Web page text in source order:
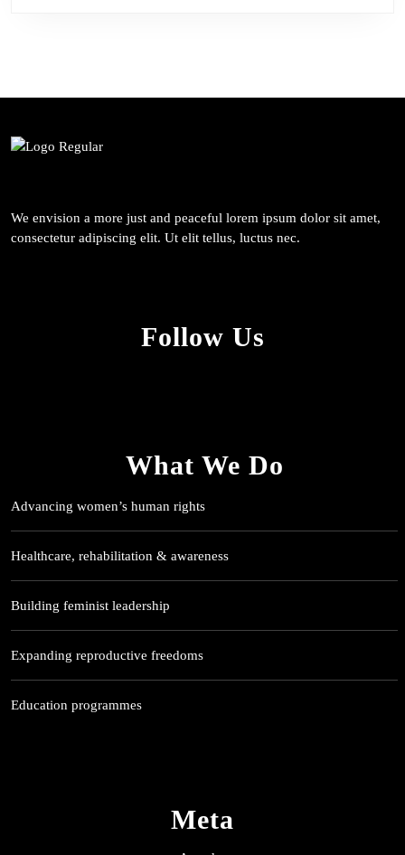
We envision a more just and peaceful lorem ipsum dolor sit amet,
consectetur adipiscing elit. Ut elit tellus, luctus nec.
Follow Us
What We Do
Advancing women’s human rights
Healthcare, rehabilitation & awareness
Building feminist leadership
Expanding reproductive freedoms
Education programmes
Meta